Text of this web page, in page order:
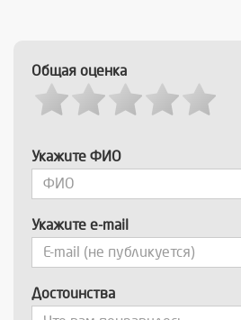
Общая оценка
Укажите ФИО
Укажите e-mail
Достоинства